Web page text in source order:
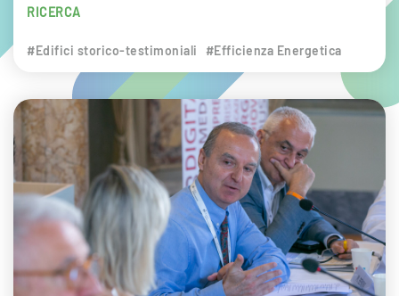
RICERCA
#Edifici storico-testimoniali #Efficienza Energetica